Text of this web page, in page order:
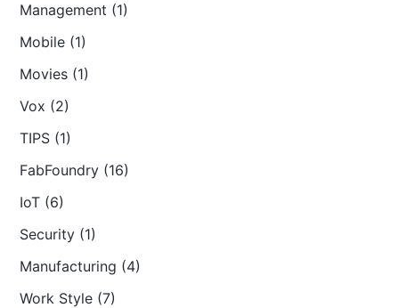
Management (1)
Mobile (1)
Movies (1)
Vox (2)
TIPS (1)
FabFoundry (16)
IoT (6)
Security (1)
Manufacturing (4)
Work Style (7)